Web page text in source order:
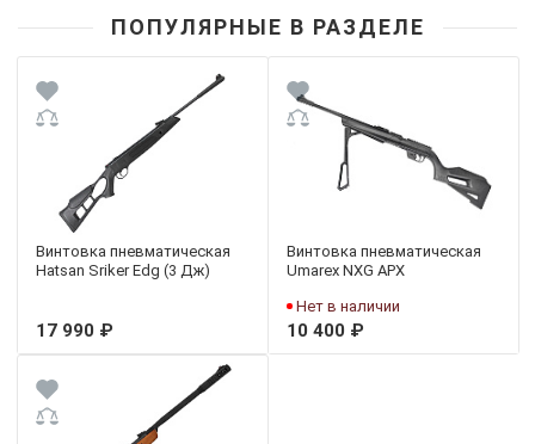
ПОПУЛЯРНЫЕ В РАЗДЕЛЕ
Винтовка пневматическая
Hatsan Sriker Edg (3 Дж)
17 990 ₽
Винтовка пневматическая
Umarex NXG APX
Нет в наличии
10 400 ₽